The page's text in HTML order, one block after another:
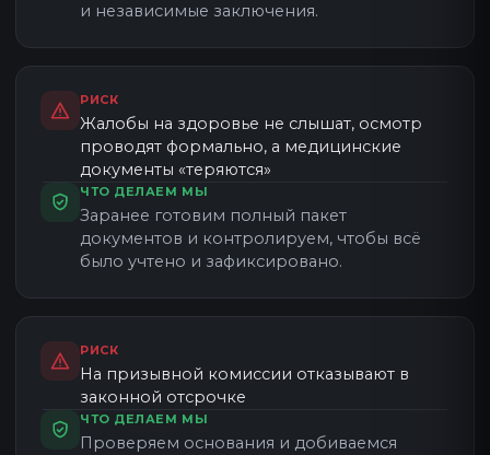
и независимые заключения.
РИСК
Жалобы на здоровье не слышат, осмотр
проводят формально, а медицинские
документы «теряются»
ЧТО ДЕЛАЕМ МЫ
Заранее готовим полный пакет
документов и контролируем, чтобы всё
было учтено и зафиксировано.
РИСК
На призывной комиссии отказывают в
законной отсрочке
ЧТО ДЕЛАЕМ МЫ
Проверяем основания и добиваемся